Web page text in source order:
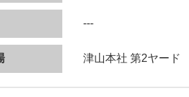
---
津山本社 第2ヤード